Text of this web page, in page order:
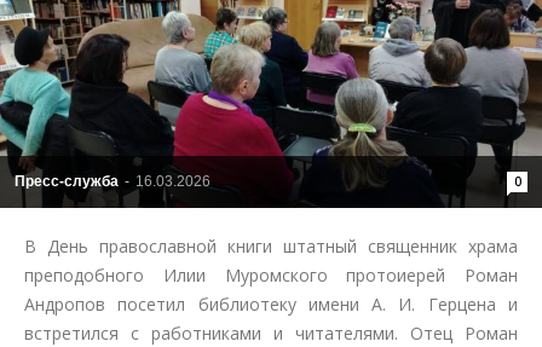
Пресс-служба - 16.03.2026 0
В День православной книги штатный священник храма
преподобного Илии Муромского протоиерей Роман
Андропов посетил библиотеку имени А. И. Герцена и
встретился с работниками и читателями. Отец Роман